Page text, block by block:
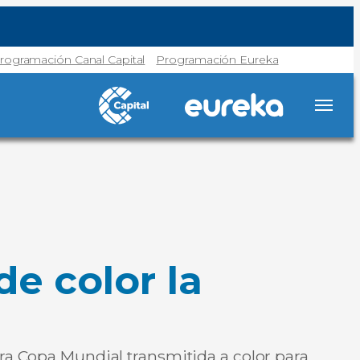
Canal Capital Programación Eureka
color la
Copa Mundial transmitida a color para